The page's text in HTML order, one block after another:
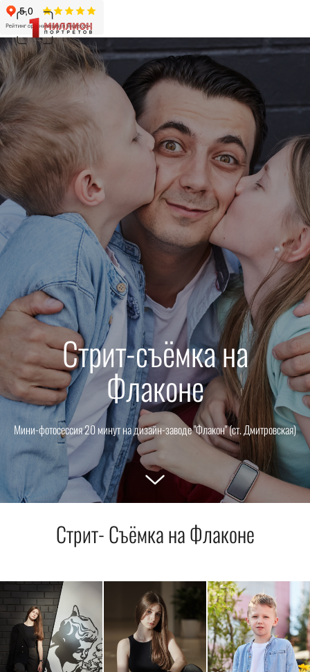
Стрит-съёмка на
Флаконе
Мини-фотосессия 20 минут на дизайн-заводе "Флакон" (ст. Дмитровская)
Стрит- Съёмка на Флаконе